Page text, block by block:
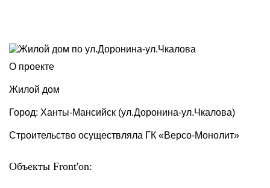
О проекте
Жилой дом
Город: Ханты-Мансийск (ул.Доронина-ул.Чкалова)
Строительство осуществляла ГК «Версо-Монолит»
Объекты Front'on: